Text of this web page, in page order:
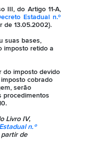
III, do Artigo 11-A,
Estadual n.º
de 13.05.2002}.
suas bases,
imposto retido a
do imposto devido
cobrado
serão
procedimentos
Livro IV,
n.º
de